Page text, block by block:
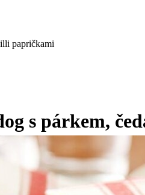
papričkami
s párkem,